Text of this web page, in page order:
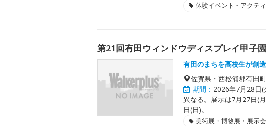
体験イベント・アクテ
第21回有田ウィンドウディスプレイ甲子園
有田のまちを高校生が創造
佐賀県・西松浦郡有田町
期間： 2026年7月28日
異なる。展示は7月27日(
日(日)。
美術展・博物展・展示会